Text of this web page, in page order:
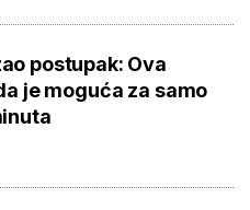
postupak: Ova
je moguća za samo